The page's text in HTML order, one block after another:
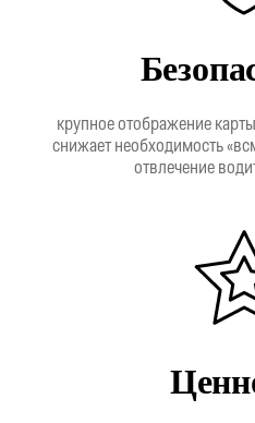
крупное отображение
снижает необходимость
отвлечение
на вопросы
Оставьте свой номер
Оригинальное
автомобилей Porsche
РАБОТ
О